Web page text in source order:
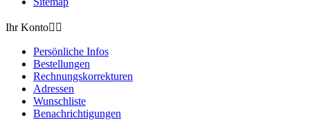
Ihr Konto 
Persönliche Infos
Bestellungen
Rechnungskorrekturen
Adressen
Wunschliste
Benachrichtigungen